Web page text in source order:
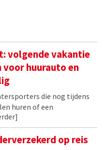
volgende vakantie
huurauto en
die nog tijdens
huren of een
op reis